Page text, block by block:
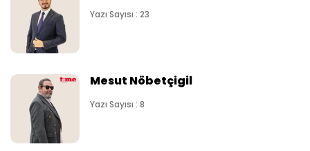
Yazı Sayısı : 23
Mesut Nöbetçigil
Yazı Sayısı : 8